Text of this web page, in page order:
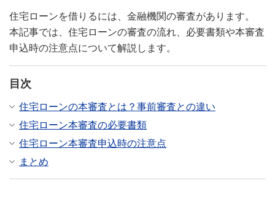
住宅ローンを借りるには、金融機関の審査があります。
本記事では、住宅ローンの審査の流れ、必要書類や本審査
申込時の注意点について解説します。
目次
住宅ローンの本審査とは？事前審査との違い
住宅ローン本審査の必要書類
住宅ローン本審査申込時の注意点
まとめ